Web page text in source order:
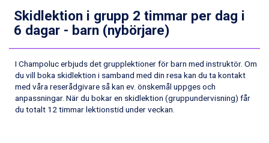
Passo Tonale från 5.895 kr.
Bad Hofgastein från 8.595 kr.
Saalbach från 9.445 kr.
Champoluc från 5.945 kr.
Sestriere från 6.945 kr.
Ischgl från 11.295 kr.
Wagrain från 7.095 kr.
Fieberbrunn från 9.645 kr.
Val Thorens från 8.395 kr.
Skidlektion i grupp 2 timmar per dag i
6 dagar - barn (nybörjare)
I Champoluc erbjuds det grupplektioner för barn med instruktör. Om
du vill boka skidlektion i samband med din resa kan du ta kontakt
med våra reserådgivare så kan ev. önskemål uppges och
anpassningar. När du bokar en skidlektion (gruppundervisning) får
du totalt 12 timmar lektionstid under veckan.